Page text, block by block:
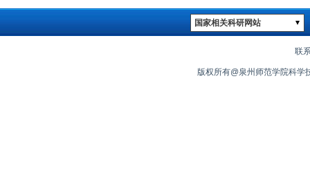
国家相关科研网站
联
版权所有@泉州师范学院科